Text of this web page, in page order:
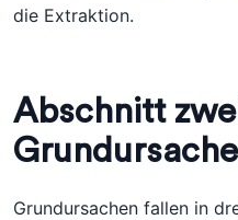
die Extraktion.
Abschnitt
Grundursachen fallen in